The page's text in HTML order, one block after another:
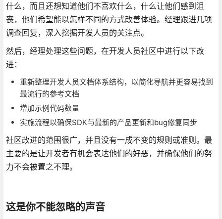
什么，而且还想知道他们不喜欢什么，什么让他们感到沮
丧，他们希望能以怎样不同的方式改善体验。经理跟进几项
调查回复，深入挖掘开发人员的关注点。
然后，经理处理这些问题，在开发人员社区中进行以下改
进：
重新整理开发人员文档体系结构，以简化导航并更容易找到
最流行的参考文档
增加示例代码数量
实施流程以确保SDK与最新的产品更新和bug修复同步
社区改进的范围很广，并且没有一成不变的规则或准则。最
主要的是让开发者有机会表达他们的好恶，并确保他们的努
力不会被置之不理。
这是你不能忽略的声音